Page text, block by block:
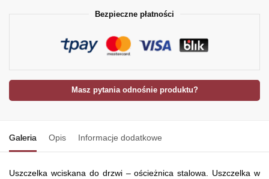
Bezpieczne płatności
Masz pytania odnośnie produktu?
Galeria Opis Informacje dodatkowe
Uszczelka wciskana do drzwi – ościeżnica stalowa. Uszczelka w